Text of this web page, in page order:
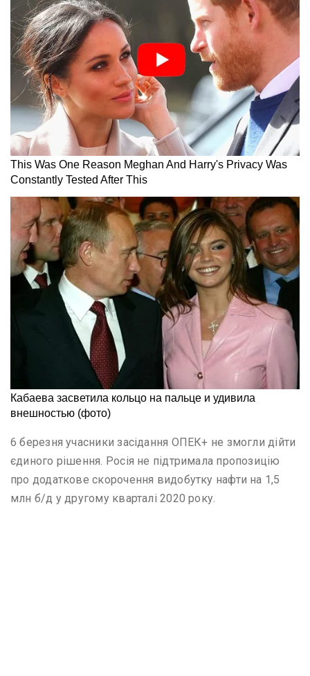
6 березня учасники засідання ОПЕК+ не змогли дійти
єдиного рішення. Росія не підтримала пропозицію
про додаткове скорочення видобутку нафти на 1,5
млн б/д у другому кварталі 2020 року.